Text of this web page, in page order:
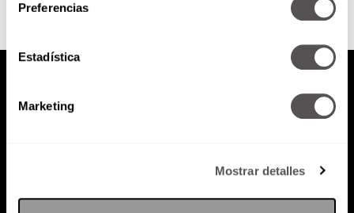
Preferencias
Estadística
Marketing
Mostrar detalles
Política de Privacidad
PODCAST RADIO MARTHA EVENTOS